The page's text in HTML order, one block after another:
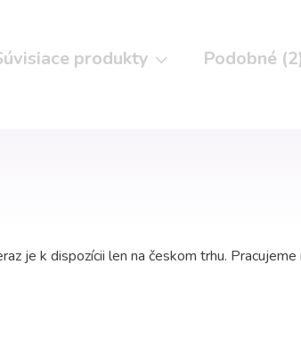
produkty Podobné
je k dispozícii len na českom trhu.